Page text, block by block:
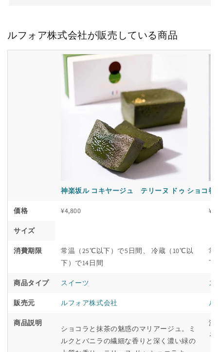
ルフォア株式会社が販売している商品
神楽坂ル コキヤージュ テリーヌ ドゥ ショコラ
神
価格 ¥4,800
サイズ
消費期限
常温（25℃以下）で5日間、 冷蔵（10℃以
下）で14日間
常
下
商品タイプ スイーツ ス
販売元 ルフォア株式会社 ル
商品説明
ショコラと抹茶の魅惑のマリアージュ。ミ
ルクとバニラの繊細な香りと深く濃い緑の
濃